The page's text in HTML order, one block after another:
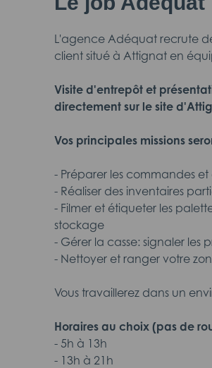
L'agence Adéquat recrute
client situé à Attignat en
Visite d'entrepôt et
directement sur le site
Vos principales missions
- Préparer les commandes
- Réaliser des inventaires
- Filmer et étiqueter les
stockage
- Gérer la casse: signaler les
- Nettoyer et ranger votre
Vous travaillerez dans un
Horaires au choix (pas de
- 5h à 13h
- 13h à 21h